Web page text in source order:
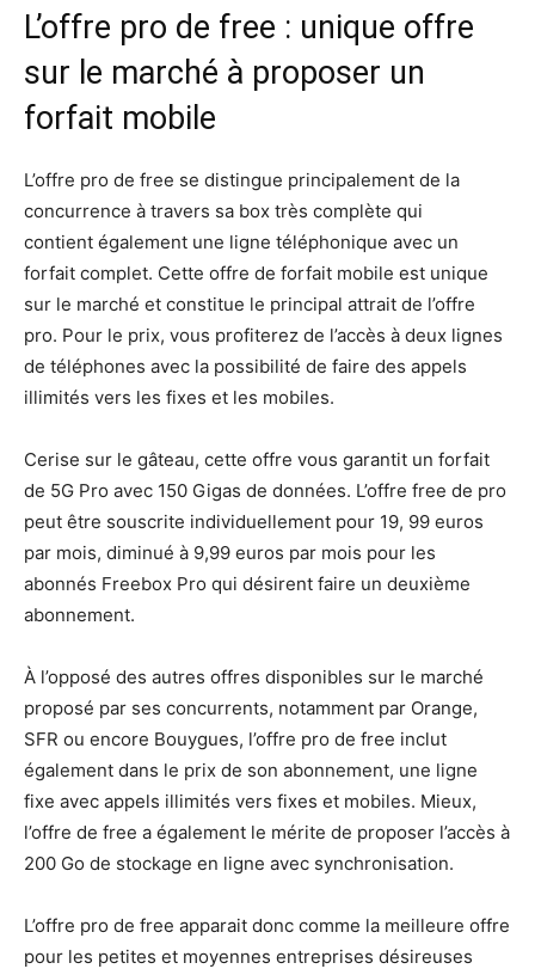
L’offre pro de free : unique offre
sur le marché à proposer un
forfait mobile
L’offre pro de free se distingue principalement de la
concurrence à travers sa box très complète qui
contient également une ligne téléphonique avec un
forfait complet. Cette offre de forfait mobile est unique
sur le marché et constitue le principal attrait de l’offre
pro. Pour le prix, vous profiterez de l’accès à deux lignes
de téléphones avec la possibilité de faire des appels
illimités vers les fixes et les mobiles.
Cerise sur le gâteau, cette offre vous garantit un forfait
de 5G Pro avec 150 Gigas de données. L’offre free de pro
peut être souscrite individuellement pour 19, 99 euros
par mois, diminué à 9,99 euros par mois pour les
abonnés Freebox Pro qui désirent faire un deuxième
abonnement.
À l’opposé des autres offres disponibles sur le marché
proposé par ses concurrents, notamment par Orange,
SFR ou encore Bouygues, l’offre pro de free inclut
également dans le prix de son abonnement, une ligne
fixe avec appels illimités vers fixes et mobiles. Mieux,
l’offre de free a également le mérite de proposer l’accès à
200 Go de stockage en ligne avec synchronisation.
L’offre pro de free apparait donc comme la meilleure offre
pour les petites et moyennes entreprises désireuses